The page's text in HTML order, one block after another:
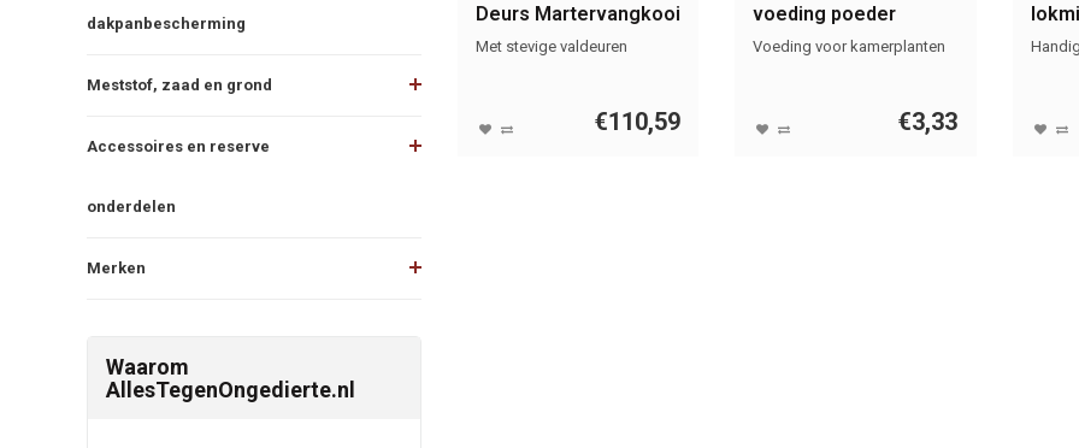
dakpanbescherming
Meststof, zaad en grond
Accessoires en reserve
onderdelen
Merken
Waarom
AllesTegenOngedierte.nl
Deurs Martervangkooi
Met stevige valdeuren
€110,59
voeding poeder
Voeding voor kamerplanten
€3,33